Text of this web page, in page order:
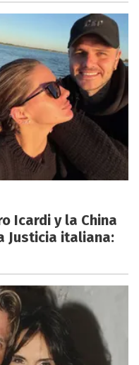
Icardi y la China
Justicia italiana: